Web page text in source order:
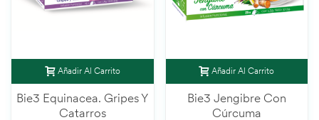
Añadir Al Carrito
Bie3 Equinacea. Gripes Y
Catarros
Añadir Al Carrito
Bie3 Jengibre Con
Cúrcuma